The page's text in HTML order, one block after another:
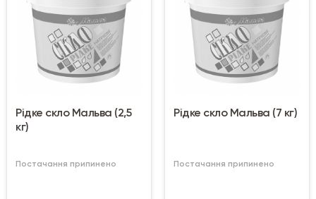
Рідке скло Мальва (2,5
кг)
Постачання припинено
Рідке скло Мальва (7 кг)
Постачання припинено